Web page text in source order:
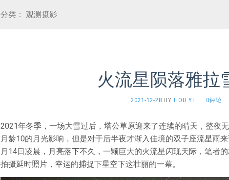
分类： 观测摄影
火流星陨落雅拉
2021-12-28 BY HOU YI · 0评论
2021年冬季，一场大雪过后，塔公草原迎来了连续的晴天，整夜
月龄10的月光影响，但是对于后半夜才渐入佳境的双子座流星雨
月14日凌晨，月亮落下不久，一颗巨大的火流星闪现天际，笔者
拍摄延时照片，幸运的捕捉下星空下这壮丽的一幕。